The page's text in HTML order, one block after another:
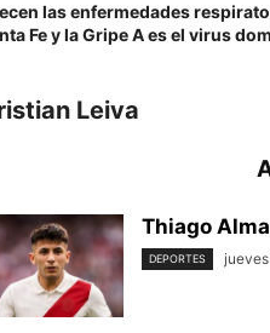
las enfermedades
Fe y la Gripe A es el virus
Leiva
Thiago
DEPORTES